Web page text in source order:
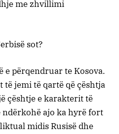
me zhvillimi
sot?
e përqendruar te Kosova.
të jemi të qartë që çështja
çështje e karakterit të
ndërkohë ajo ka hyrë fort
midis Rusisë dhe